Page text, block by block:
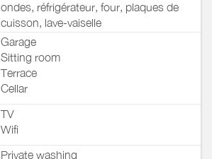
ondes, réfrigérateur, four, plaques de
cuisson, lave-vaiselle
Garage
Sitting room
Terrace
Cellar
TV
Wifi
Private washing